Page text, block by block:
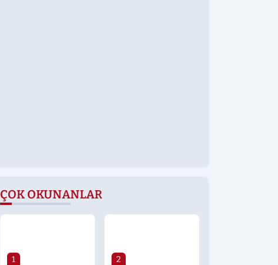
ÇOK OKUNANLAR
1 2